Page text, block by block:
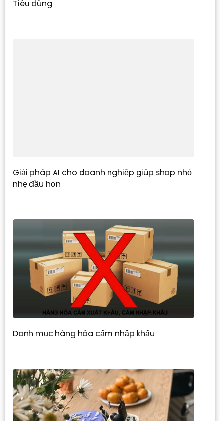
Tiêu dùng
Giải pháp AI cho doanh nghiệp giúp shop nhỏ
nhẹ đầu hơn
Danh mục hàng hóa cấm nhập khẩu